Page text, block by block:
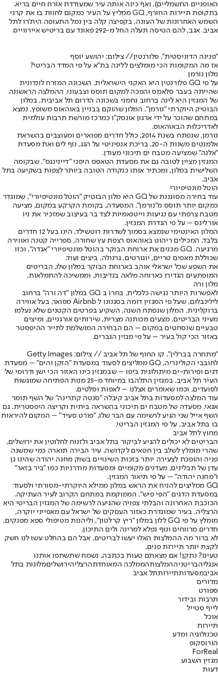
האופניים החשמליים), ואף כינה אותה עיר שמעודדת אורח חיים בריא.
בתקופת תיירות החורף, GQ ממליץ על העיר כמקום לחוות בו את קרני
השמש האחרונות של העונה, בקפיצה קלה בין נמל התעופה הית'רו לתל
אביב. אגב, להם הטיסה תעלה החל מ-292 פאונד עם בריטיש איירווייס.
"פנינה הדוניסטית". פלורנטין// צילום: יהושע יוסף
אז מה המקומות הכי מומלצים ללינה בת"א על פי המדד הבריטי?
מלון נורמן
על פי GQ פלורנטין היא האקני הישראלית. השכונה המזרח לונדונית
שהייתה בעבר סלאמס והפכה למקום תוסס וצבעוני. ההמלצה הראשונה
של המגזין היא לינה ברחוב נחמני בשכונה הדרום תל אביבית, במלון
הבוטיק היוקרתי "נורמן". המלון שהוקם בבניין באוהאוס משופץ, נמצא
במתחם שהוכר על ידי ארגון אונסק"ו כמרכז מורשת תרבות עולמית
לאדריכלות הבאוהאוס.
נורמן, שנפתח בשנת 2014, כולל חדרים מפוארים ומעוצבים בהשראת
אלמנטים משנות ה-20, בריכת אנפיניטי על הגג, נוף לים ואת מסעדת
"אלנה" שמציעה מטבח ים תיכוני מעודן.
המגזין מציין לטובה גם את מסעדת הטאפס היפני "דיינינגס", שבקומה
השלישית במלון, ומכתיר אותו כנקודה הטובה ביותר לצפות בשקיעה בתל
אביב.
הוטל מונטיפיורי
עוד בחירה מסוגננת של GQ היא מלון הבוטיק "הוטל מונטיפיורי", שמוגדר
כמקום יותר תוסס מ"נורמן". המסעדה, בקומת הקרקע במקום, מציעה
מטבח צרפתי עם נגיעות וייטנאמיות לצד בר בעיצוב שמזכיר את ניו
אורלינס – על פי הגדרת המגזין.
המלון האינטימי שנמצא בסמוך לשדרות רוטשילד, הינו בעל 12 חדרים
בלבד, המכילים ריהוט באוהאוס רצפת עץ שחורה, ספרייה קטנה ואווירה
מרגיעה. GQ מכנים את ארוחת הבוקר בהוטל מונטיפיורי "אגדה", וכזו
שכוללת מאפים טריים, יוגורטים, גרנולה, ביצים ועוד.
את השפע שכל ישראלי אוהב בארוחת הבוקר במלון שלו, הבריטים
המופתעים הגדירו כארוחה מלאה בנדיבות, וממשיכה להתמלאות.
מלון ורה
לאפשרות היותר נגישה כלכלית, בחרו ב GQ במלון "דה ורה" ברחוב
לילינבלום, שעל פי המגזין דומה בסגנונו ל Airbnb מפואר, בעל אווירה
ברוקלינית. המלון שנפתח השנה, השקיע בפרטים הקטנים שלא נעלמו
מעיני הבריטים. מצעים מכותנה מצרית, שירותים אורגניים, ומיצים
טבעיים שנסחטים במקום – הם הבחירה המושלמת לתייר ההיפסטר
באזור הכי קול בעיר – על פי מגזין הגברים.
"מתחרה בברלין". קו החוף של תל אביב // צילום: Getty Images
לחובבי הקולינריה, GQ ממליצים לסעוד במסעדת "הזקן והים" – מסעדת
דגים ופירות-ים מיתולוגית ביפו – שבמגזין כינו האזור הכי ישן ודרומי של
העיר תל אביב. במגזין התלהבו במיוחד מ-25 מנות הפתיחה שמוגשות
לסועדים, וכמו שאומרים אצלנו – לאפות וסלטים.
עוד המלצה למסעדות בתל אביב קיבלה "סנטה קתרינה" של השף תומר
אגאי. מסעדה של מטבח ים תיכוני בהשראה ביתית וקריצה היפסטרית. גם
השף אייל שני הגיע לרשימה עם הבר שלו, "פורט סעיד" – המקום להיראות
בו בתל אביב, על פי המגזין הבריטי.
מחוץ לתל אביב
הבריטים לא יכולים להגיע לביקור בתל אביב ולזנוח לחלוטין את ירושלים,
שהרי מומלץ לשלב בין חטאים לקדושה. עיר הבירה תוארה כמי שמשנה
פניה והופכת לצעירה יותר בזכות השינויים בשוק מחנה יהודה שהינו גן
עדן של תבלינים, מעדנים מקומיים ומסעדות מודרניות כמו "ביר בזאר"
ו"מחנה יהודה" – על פי תיאור המגזין.
GQ ממליצים להניח את הראש במלון ממילא היוקרתי-מסורתי ולסעוד
במסעדת הדגים "הפי פיש", הממוקמת במתחם הקרוב לעיר העתיקה.
הכוכבת האחרונה והבלתי צפויה שהגיעה לרשימה של המגזין הבריטי היא
הרצליה. בעיר שמוגדרת כאזור העסקים של ישראל עם מאפייני יוקרה,
מומלץ על פי GQ ללון במלון "ריץ קרלטון", וליהנות מטיפולי ספא מפנקים,
חדרים מרווחים ונוף נפלא למרינה ולים התיכון.
לא ברור מה ההמלצות האלו יעשו לבריטים, אבל הם בהחלט עשו לנו חשק
לקצת יותר תיירות פנים.
טעינו? נתקן! אם מצאתם טעות בכתבה, נשמח שתשתפו אותנו
אנגליהבריטניההמלצותהממלכה המאוחדתהרצליהירושליםמלונות בתל
אביבמסעדותתיירותתל אביב
מדורים
ספורט
תרבות ובידור
לייף סטייל
אוכל
תיירות
טכנולוגיה ומדע
הורוסקופ
ForReal
מגזין השבוע
דעות